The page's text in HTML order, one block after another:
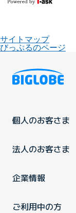
サイトマップ
びっぷるのページ
個人のお客さま
法人のお客さま
企業情報
ご利用中の方